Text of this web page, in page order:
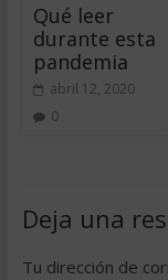
Qué leer
durante esta
pandemia
abril 12, 2020
0
Deja una
Tu dirección de